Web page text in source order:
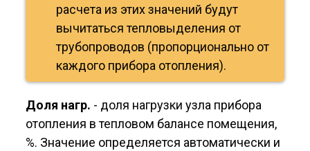
расчета из этих значений будут
вычитаться тепловыделения от
трубопроводов (пропорционально от
каждого прибора отопления).
Доля нагр. - доля нагрузки узла прибора
отопления в тепловом балансе помещения,
%. Значение определяется автоматически и